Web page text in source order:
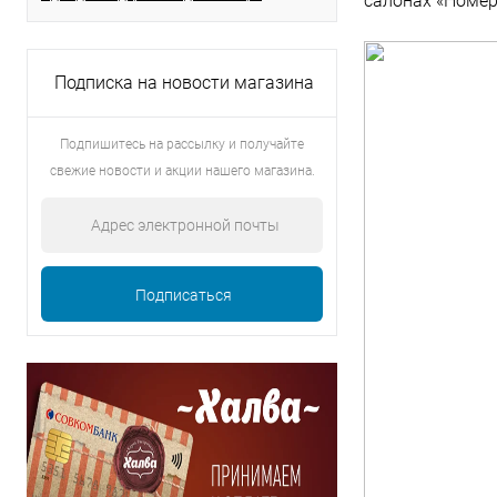
Подписка на новости магазина
Подпишитесь на рассылку и получайте
свежие новости и акции нашего магазина.